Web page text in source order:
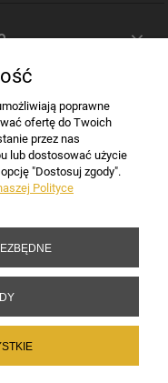
poprawne
ofertę do Twoich
przez nas
lub dostosować użycie
"Dostosuj zgody".
Polityce